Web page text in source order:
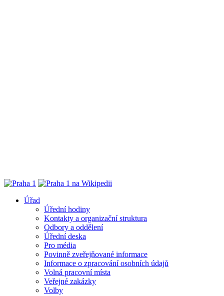
Úřad
Úřední hodiny
Kontakty a organizační struktura
Odbory a oddělení
Úřední deska
Pro média
Povinně zveřejňované informace
Informace o zpracování osobních údajů
Volná pracovní místa
Veřejné zakázky
Volby